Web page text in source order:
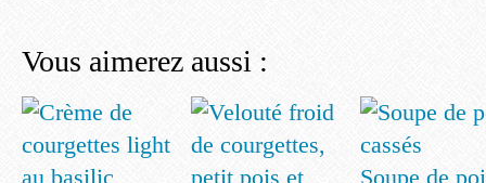
Vous aimerez aussi :
Soupe de